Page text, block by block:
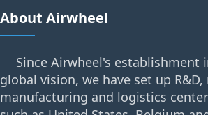
About Airwheel
Since Airwheel's establishment
global vision, we have set up
manufacturing and logistics